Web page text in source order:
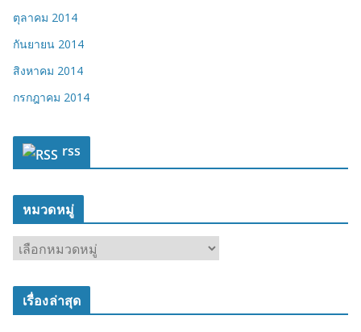
ตุลาคม 2014
กันยายน 2014
สิงหาคม 2014
กรกฎาคม 2014
rss
หมวดหมู่
ว
เรื่องล่าสุด